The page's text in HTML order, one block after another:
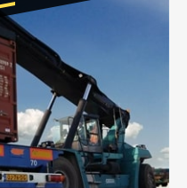
5 до 10 тонн
догруз
для больших
в коробки, мешки,
отдаленные места